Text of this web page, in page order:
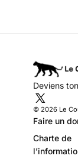
Deviens
© 2026 Le
Faire un
Charte de